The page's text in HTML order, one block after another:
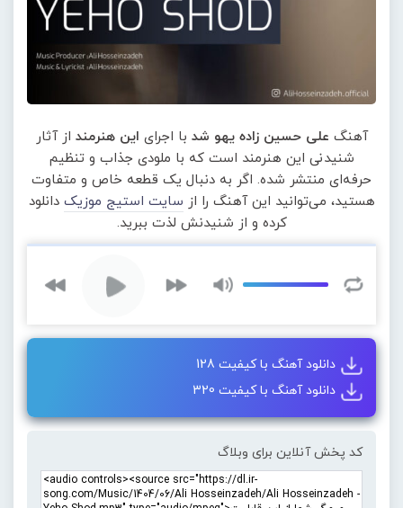
آهنگ علی حسین زاده یهو شد با اجرای این هنرمند از آثار
شنیدنی این هنرمند است که با ملودی جذاب و تنظیم
حرفه‌ای منتشر شده. اگر به دنبال یک قطعه خاص و متفاوت
هستید، می‌توانید این آهنگ را از سایت استیج موزیک دانلود
کرده و از شنیدنش لذت ببرید.
دانلود آهنگ با کیفیت 128
دانلود آهنگ با کیفیت 320
کد پخش آنلاین برای وبلاگ